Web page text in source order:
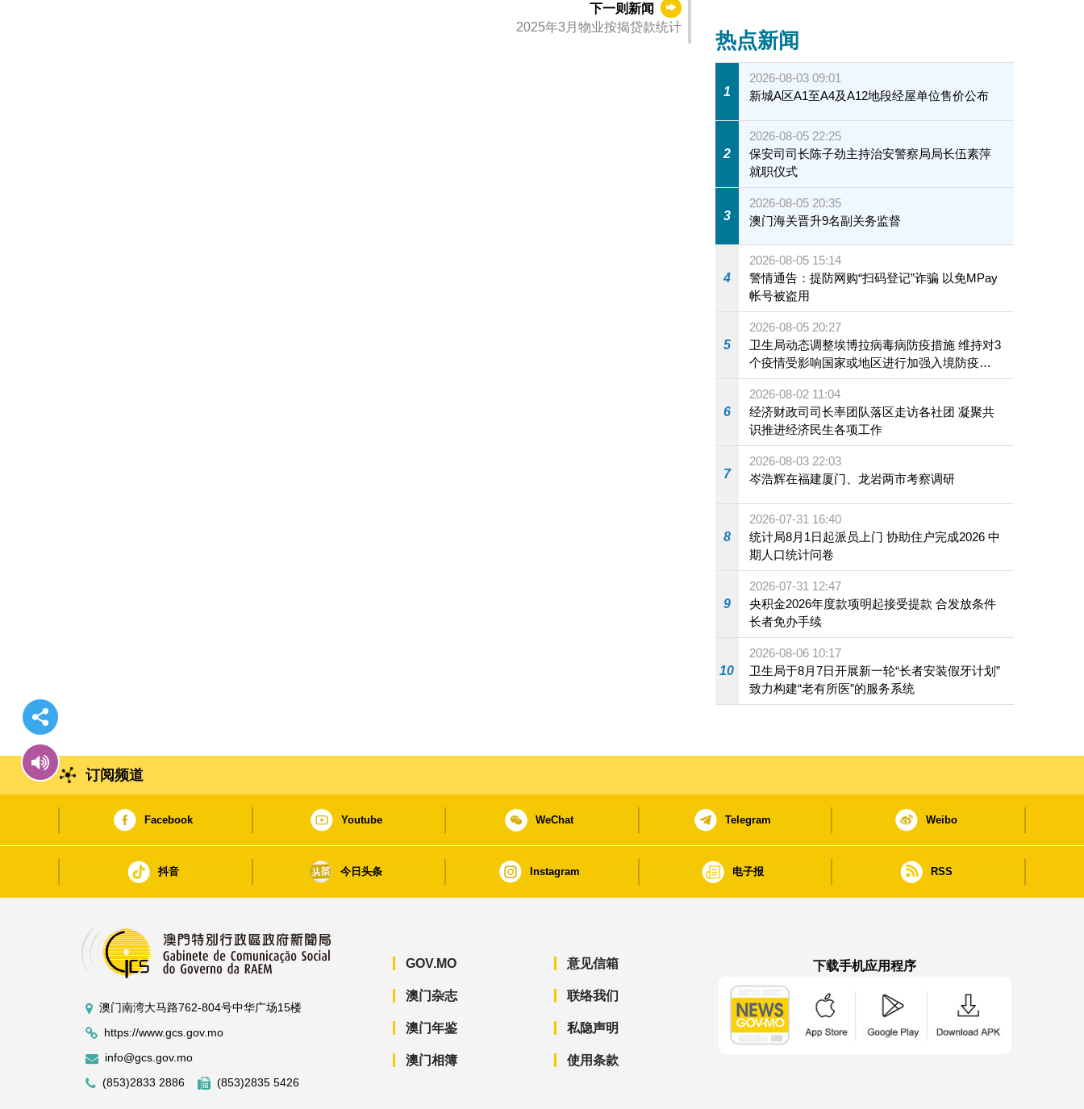
下一则新闻
2025年3月物业按揭贷款统计
热点新闻
1
2026-08-03 09:01
新城A区A1至A4及A12地段经屋单位售价公布
2
2026-08-05 22:25
保安司司长陈子劲主持治安警察局局长伍素萍
就职仪式
3
2026-08-05 20:35
澳门海关晋升9名副关务监督
4
2026-08-05 15:14
警情通告：提防网购“扫码登记”诈骗 以免MPay
帐号被盗用
5
2026-08-05 20:27
卫生局动态调整埃博拉病毒病防疫措施 维持对3
个疫情受影响国家或地区进行加强入境防疫措
施
6
2026-08-02 11:04
经济财政司司长率团队落区走访各社团 凝聚共
识推进经济民生各项工作
7
2026-08-03 22:03
岑浩辉在福建厦门、龙岩两市考察调研
8
2026-07-31 16:40
统计局8月1日起派员上门 协助住户完成2026 中
期人口统计问卷
9
2026-07-31 12:47
央积金2026年度款项明起接受提款 合发放条件
长者免办手续
10
2026-08-06 10:17
卫生局于8月7日开展新一轮“长者安装假牙计划”
致力构建“老有所医”的服务系统
订阅频道
Facebook Youtube WeChat Telegram Weibo
抖音 今日头条 Instagram 电子报 RSS
澳门南湾大马路762-804号中华广场15楼
https://www.gcs.gov.mo
info@gcs.gov.mo
(853)2833 2886
(853)2835 5426
GOV.MO
澳门杂志
澳门年鉴
澳门相簿
意见信箱
联络我们
私隐声明
使用条款
下载手机应用程序